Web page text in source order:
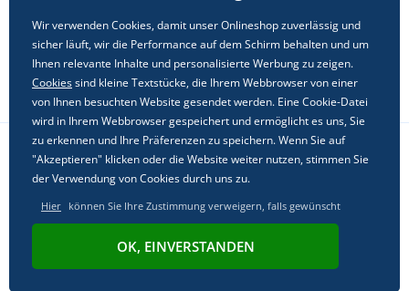
Folgen Sie uns in sozialen Netzwerken
Wir verwenden Cookies, damit unser Onlineshop zuverlässig und
sicher läuft, wir die Performance auf dem Schirm behalten und um
Ihnen relevante Inhalte und personalisierte Werbung zu zeigen.
Cookiessind kleine Textstücke, die Ihrem Webbrowser von einer
von Ihnen besuchten Website gesendet werden. Eine Cookie-Datei
wird in Ihrem Webbrowser gespeichert und ermöglicht es uns, Sie
zu erkennen und Ihre Präferenzen zu speichern. Wenn Sie auf
"Akzeptieren" klicken oder die Website weiter nutzen, stimmen Sie
der Verwendung von Cookies durch uns zu.
Hier können Sie Ihre Zustimmung verweigern, falls gewünscht
OK, EINVERSTANDEN